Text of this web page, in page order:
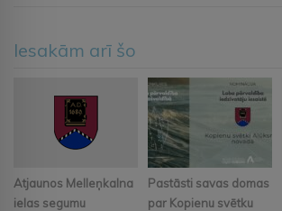
Iesakām arī šo
Atjaunos Melleņkalna
ielas segumu
Pastāsti savas domas
par Kopienu svētku